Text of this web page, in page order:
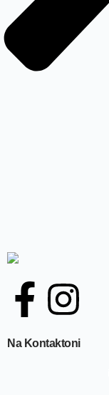
Na Kontaktoni